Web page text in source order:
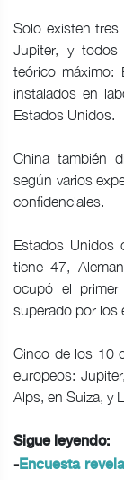
Solo existen tres
Jupiter, y todos
teórico máximo:
instalados en
Estados Unidos.
China también
según varios
confidenciales.
Estados Unidos
tiene 47,
ocupó el
superado por los
Cinco de los 10
europeos:
Alps, en Suiza, y
Sigue leyendo:
-Encuesta